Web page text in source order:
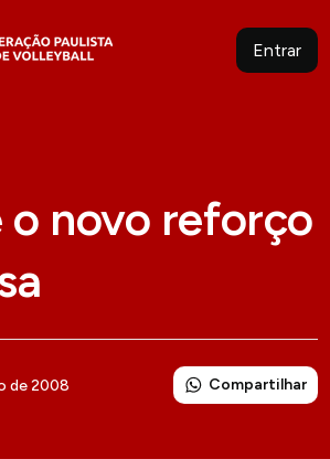
Entrar
o novo reforço
de 2008 Compartilhar